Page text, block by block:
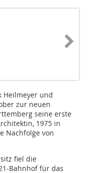
Heilmeyer und
zur neuen
seine erste
1975 in
Nachfolge von
fiel die
Bahnhof für das